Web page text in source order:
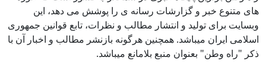
های متنوع خبر و گزارشات رسانه ی را پوشش می دهد، این
وبسایت برای تولید و انتشار مطالب و نظرات، تابع قوانین جمهوری
اسلامی ایران میباشد. همچنین هرگونه بازنشر مطالب و اخبار آن با
ذکر "راه وطن" بعنوان منبع بلامانع میباشد.